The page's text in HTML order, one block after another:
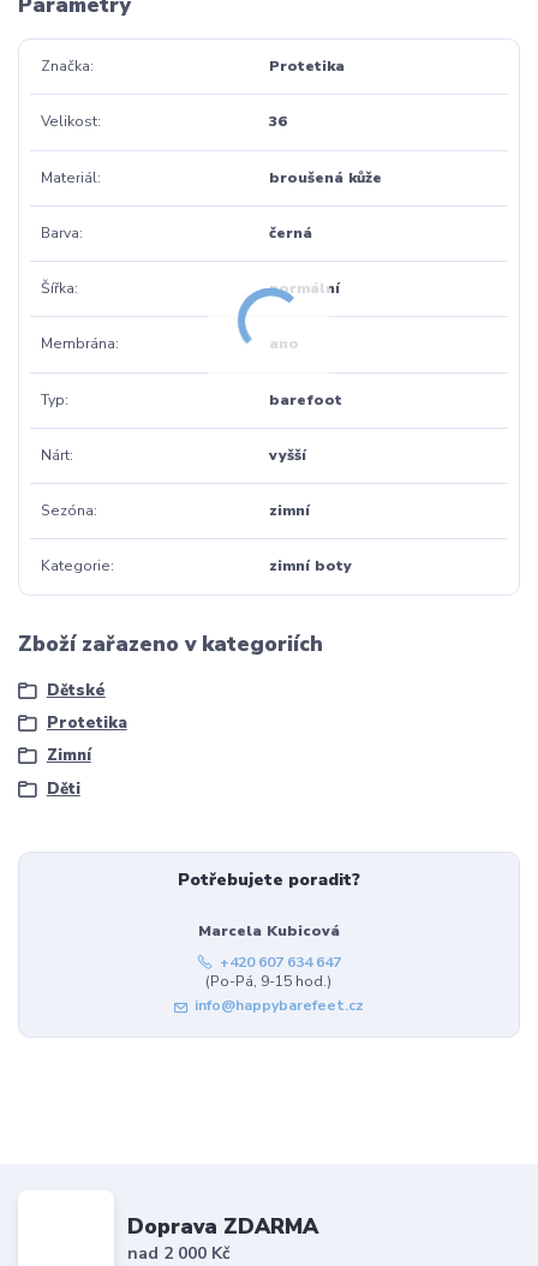
Značka Protetika
Velikost 36
Materiál broušená kůže
Barva černá
Šířka normální
Membrána ano
Typ barefoot
Nárt vyšší
Sezóna zimní
Kategorie zimní boty
Zboží zařazeno v kategoriích
Dětské
Protetika
Zimní
Děti
Potřebujete poradit?
Marcela Kubicová
+420 607 634 647
(Po-Pá, 9-15 hod.)
info@happybarefeet.cz
Doprava ZDARMA
nad 2 000 Kč